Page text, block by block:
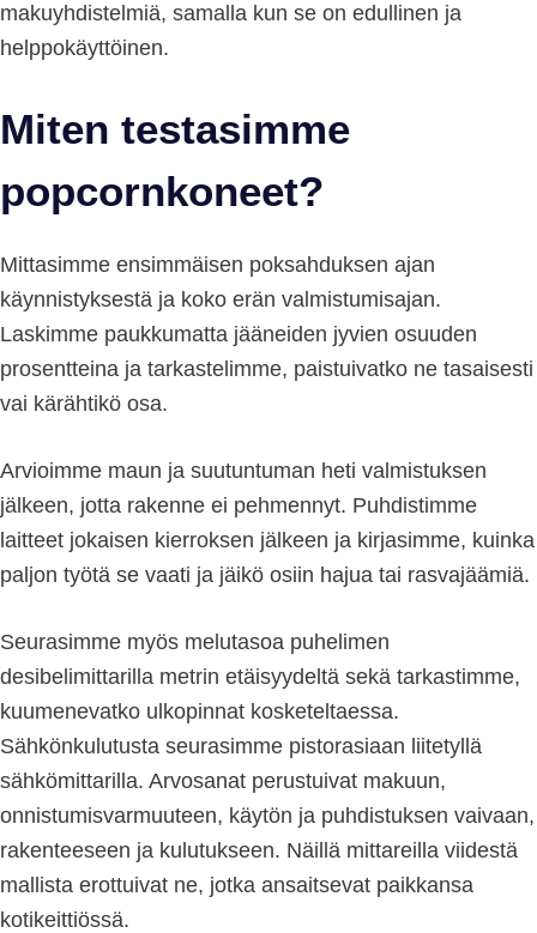
makuyhdistelmiä, samalla kun se on edullinen ja
helppokäyttöinen.
Miten testasimme
popcornkoneet?
Mittasimme ensimmäisen poksahduksen ajan
käynnistyksestä ja koko erän valmistumisajan.
Laskimme paukkumatta jääneiden jyvien osuuden
prosentteina ja tarkastelimme, paistuivatko ne tasaisesti
vai kärähtikö osa.
Arvioimme maun ja suutuntuman heti valmistuksen
jälkeen, jotta rakenne ei pehmennyt. Puhdistimme
laitteet jokaisen kierroksen jälkeen ja kirjasimme, kuinka
paljon työtä se vaati ja jäikö osiin hajua tai rasvajäämiä.
Seurasimme myös melutasoa puhelimen
desibelimittarilla metrin etäisyydeltä sekä tarkastimme,
kuumenevatko ulkopinnat kosketeltaessa.
Sähkönkulutusta seurasimme pistorasiaan liitetyllä
sähkömittarilla. Arvosanat perustuivat makuun,
onnistumisvarmuuteen, käytön ja puhdistuksen vaivaan,
rakenteeseen ja kulutukseen. Näillä mittareilla viidestä
mallista erottuivat ne, jotka ansaitsevat paikkansa
kotikeittiössä.